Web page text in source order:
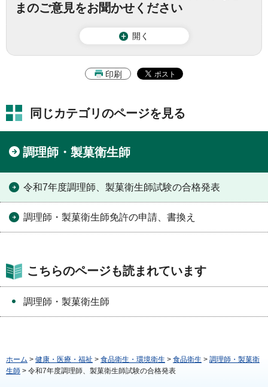
まのご意見をお聞かせください
開く
印刷
同じカテゴリのページを見る
調理師・製菓衛生師
令和7年度調理師、製菓衛生師試験の合格発表
調理師・製菓衛生師免許の申請、書換え
こちらのページも読まれています
調理師・製菓衛生師
ホーム > 健康・医療・福祉 > 食品衛生・環境衛生 > 食品衛生 > 調理師・製菓衛
生師 > 令和7年度調理師、製菓衛生師試験の合格発表